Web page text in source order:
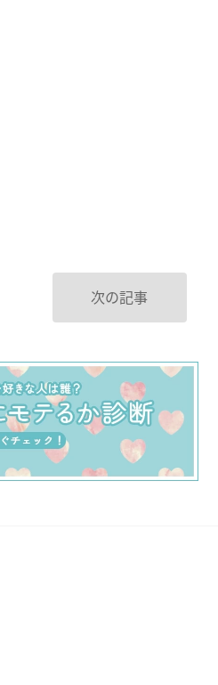
次の記事